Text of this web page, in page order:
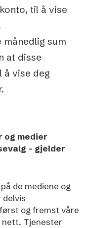
til å vise
månedlig sum
at disse
å vise deg
og medier
– gjelder
de mediene og
delvis
og fremst våre
nett. Tjenester